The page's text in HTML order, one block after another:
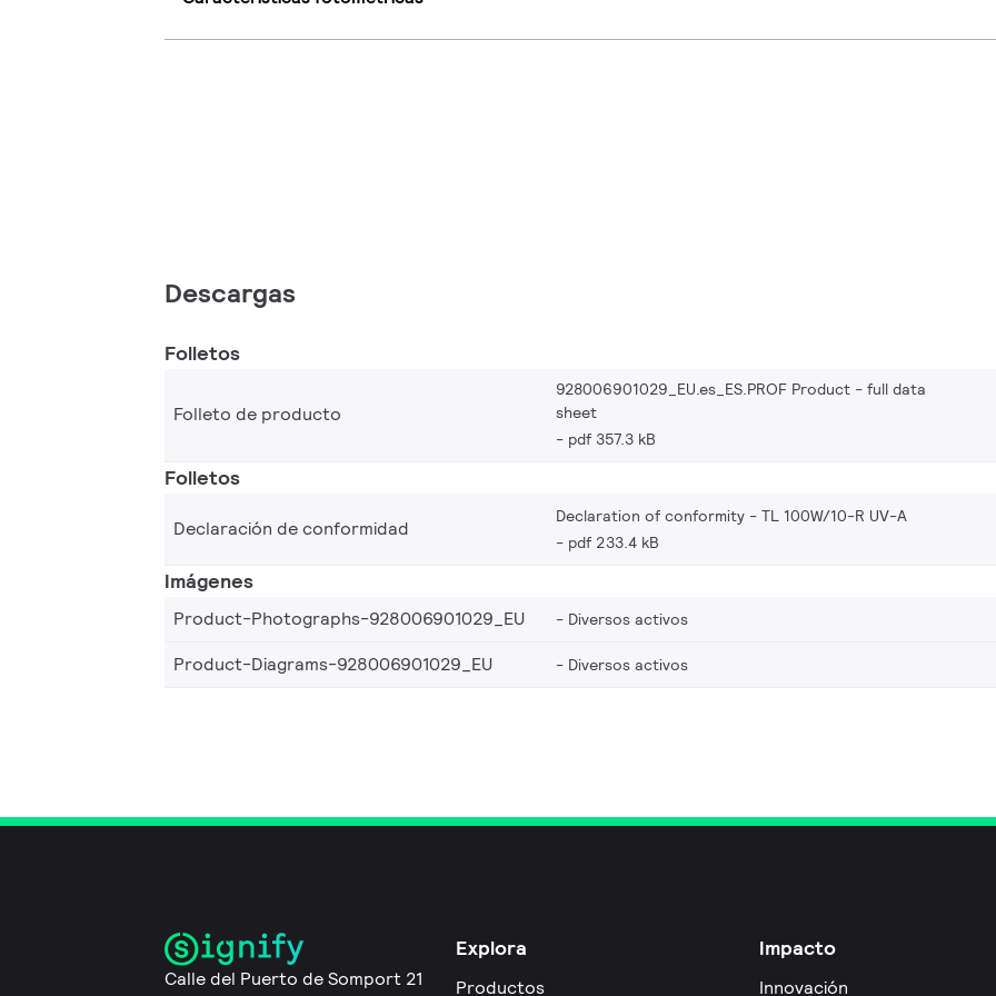
Descargas
Folletos
Folleto de producto
928006901029_EU.es_ES.PROF Product - full data
sheet
pdf 357.3 kB
Folletos
Declaración de conformidad
Declaration of conformity - TL 100W/10-R UV-A
pdf 233.4 kB
Imágenes
Product-Photographs-928006901029_EU Diversos activos
Product-Diagrams-928006901029_EU Diversos activos
Calle del Puerto de Somport 21
Explora
Productos
Impacto
Innovación